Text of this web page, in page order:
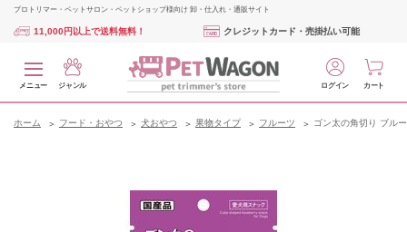
プロトリマー・ペットサロン・ペットショップ様向け 卸・仕入れ・通販サイト
11,000円以上で送料無料！ クレジットカード・売掛払い可能
メニュー ジャンル ログイン カート
ホーム フード・おやつ 犬おやつ 果物タイプ フルーツ ゴン太の角切り ブル